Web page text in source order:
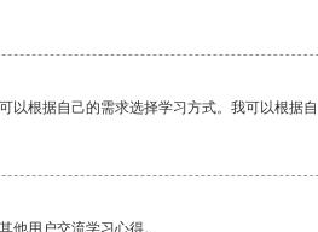
以根据自己的需求选择学习方式。我可以根据自
他用户交流学习心得。